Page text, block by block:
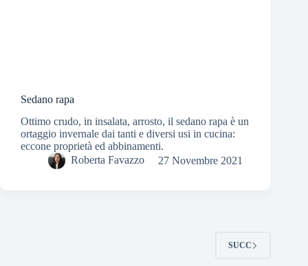
Sedano rapa
Ottimo crudo, in insalata, arrosto, il sedano rapa è un
ortaggio invernale dai tanti e diversi usi in cucina:
eccone proprietà ed abbinamenti.
Roberta Favazzo
27 Novembre 2021
SUCC